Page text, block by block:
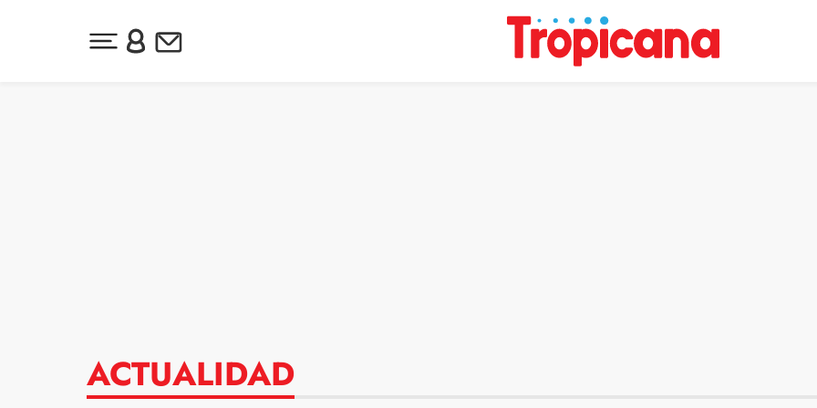
Desplegar menú principal
Inicia sesión o regístrate
Newsletter
ACTUALIDAD